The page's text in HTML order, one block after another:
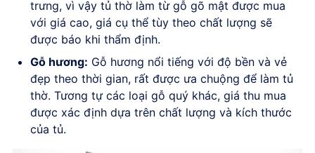
trưng, vì vậy tủ thờ làm từ gỗ gõ mật được mua
với giá cao, giá cụ thể tùy theo chất lượng sẽ
được báo khi thẩm định.
Gỗ hương: Gỗ hương nổi tiếng với độ bền và vẻ
đẹp theo thời gian, rất được ưa chuộng để làm tủ
thờ. Tương tự các loại gỗ quý khác, giá thu mua
được xác định dựa trên chất lượng và kích thước
của tủ.